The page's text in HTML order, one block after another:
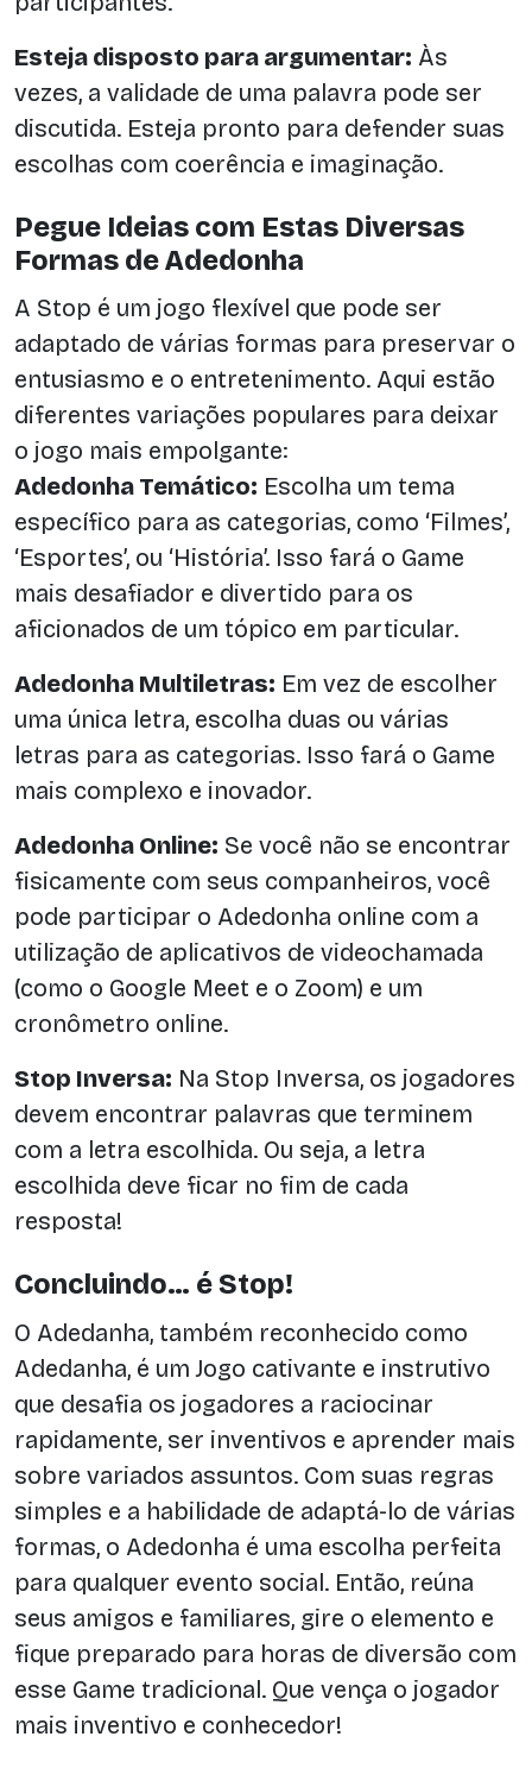
Esteja disposto para argumentar: Às
vezes, a validade de uma palavra pode ser
discutida. Esteja pronto para defender suas
escolhas com coerência e imaginação.
Pegue Ideias com Estas Diversas
Formas de Adedonha
A Stop é um jogo flexível que pode ser
adaptado de várias formas para preservar o
entusiasmo e o entretenimento. Aqui estão
diferentes variações populares para deixar
o jogo mais empolgante:
Adedonha Temático: Escolha um tema
específico para as categorias, como ‘Filmes’,
‘Esportes’, ou ‘História’. Isso fará o Game
mais desafiador e divertido para os
aficionados de um tópico em particular.
Adedonha Multiletras: Em vez de escolher
uma única letra, escolha duas ou várias
letras para as categorias. Isso fará o Game
mais complexo e inovador.
Adedonha Online: Se você não se encontrar
fisicamente com seus companheiros, você
pode participar o Adedonha online com a
utilização de aplicativos de videochamada
(como o Google Meet e o Zoom) e um
cronômetro online.
Stop Inversa: Na Stop Inversa, os jogadores
devem encontrar palavras que terminem
com a letra escolhida. Ou seja, a letra
escolhida deve ficar no fim de cada
resposta!
Concluindo… é Stop!
O Adedanha, também reconhecido como
Adedanha, é um Jogo cativante e instrutivo
que desafia os jogadores a raciocinar
rapidamente, ser inventivos e aprender mais
sobre variados assuntos. Com suas regras
simples e a habilidade de adaptá-lo de várias
formas, o Adedonha é uma escolha perfeita
para qualquer evento social. Então, reúna
seus amigos e familiares, gire o elemento e
fique preparado para horas de diversão com
esse Game tradicional. Que vença o jogador
mais inventivo e conhecedor!